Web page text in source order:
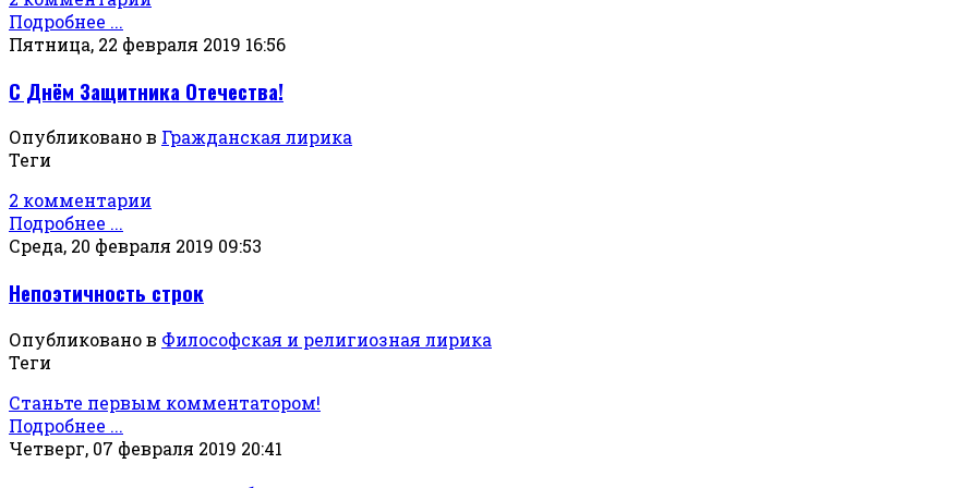
Подробнее ...
Пятница, 22 февраля 2019 16:56
С Днём Защитника Отечества!
Опубликовано в Гражданская лирика
Теги
2 комментарии
Подробнее ...
Среда, 20 февраля 2019 09:53
Непоэтичность строк
Опубликовано в Философская и религиозная лирика
Теги
Станьте первым комментатором!
Подробнее ...
Четверг, 07 февраля 2019 20:41